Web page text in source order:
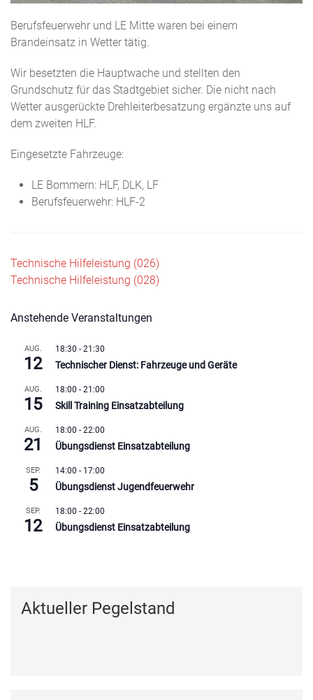
Berufsfeuerwehr und LE Mitte waren bei einem
Brandeinsatz in Wetter tätig.
Wir besetzten die Hauptwache und stellten den
Grundschutz für das Stadtgebiet sicher. Die nicht nach
Wetter ausgerückte Drehleiterbesatzung ergänzte uns auf
dem zweiten HLF.
Eingesetzte Fahrzeuge:
LE Bommern: HLF, DLK, LF
Berufsfeuerwehr: HLF-2
Beitragsnavigation
Technische Hilfeleistung (026)
Technische Hilfeleistung (028)
Anstehende Veranstaltungen
AUG.
12
18:30 - 21:30
Technischer Dienst: Fahrzeuge und Geräte
AUG.
15
18:00 - 21:00
Skill Training Einsatzabteilung
AUG.
21
18:00 - 22:00
Übungsdienst Einsatzabteilung
SEP.
5
14:00 - 17:00
Übungsdienst Jugendfeuerwehr
SEP.
12
18:00 - 22:00
Übungsdienst Einsatzabteilung
Aktueller Pegelstand